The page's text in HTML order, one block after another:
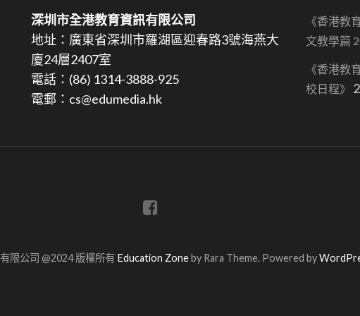
深圳市全港教育資訊有限公司
地址：廣東省深圳市羅湖區迎春路3號海燕大
廈24層2407室
電話：(86) 1314-3888-925
電郵：cs@edumedia.hk
《香港教
文教學篇
《香港教
校日程》
限公司 @2024 版權所有 Education Zoneby Rara Theme. Powered by